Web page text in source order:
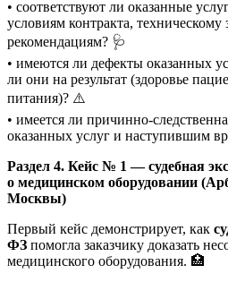
• соответствуют ли оказанные
условиям контракта,
рекомендациям? 🩺
• имеются ли дефекты оказанных
ли они на результат (здоровье
питания)? ⚠️
• имеется ли причинно-
оказанных услуг и наступившим
Раздел 4. Кейс № 1 — судебная
о медицинском оборудовании
Москвы)
Первый кейс демонстрирует, как
ФЗ помогла заказчику доказать
медицинского оборудования. 🏥